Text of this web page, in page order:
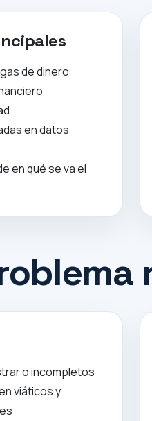
de dinero
en datos
en qué se va el
o incompletos
viáticos y